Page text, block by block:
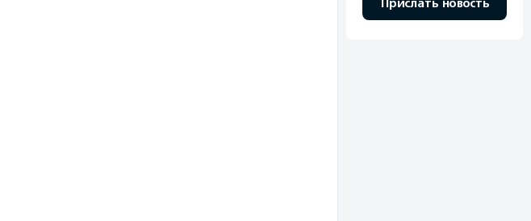
Прислать новость